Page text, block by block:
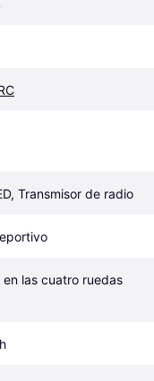
Transmisor de radio
en las cuatro ruedas